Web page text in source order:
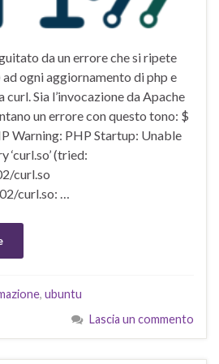
da un errore che si ripete
ogni aggiornamento di php e
Sia l’invocazione da Apache
un errore con questo tono: $
Warning: PHP Startup: Unable
(tried:
curl.so
curl.so: …
, ubuntu
Lascia un commento